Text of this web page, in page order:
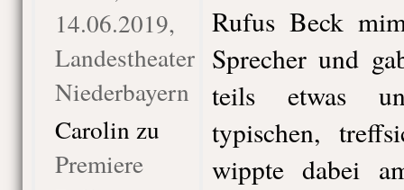
14.06.2019,
Landestheater
Niederbayern
Carolin zu
Premiere
Rufus Beck
Sprecher und
teils etwas
typischen,
wippte dabei